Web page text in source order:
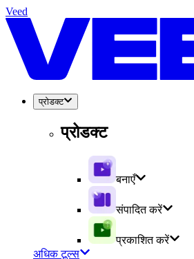
Veed
प्रोडक्ट
प्रोडक्ट
बनाएँ
संपादित करें
प्रकाशित करें
अधिक टूल्स